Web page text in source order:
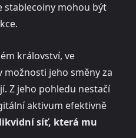
stablecoiny mohou být
království, ve
možnosti jeho směny za
Z jeho pohledu nestačí
aktivum efektivně
síť, která mu